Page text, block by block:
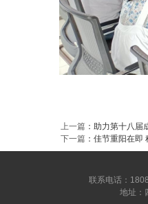
上一篇 ： 助力第十八届
下一篇 ： 佳节重阳在即
联系电话：
地址：